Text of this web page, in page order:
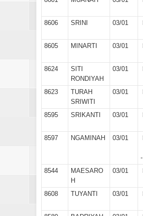
8606
SRINI 03/01
8605
MINARTI 03/01
8624
SITI
RONDIYAH
03/01
8623
TURAH
SRIWITI
03/01
8595
SRIKANTI 03/01
8597
NGAMINAH 03/01
-
8544
MAESARO
H
03/01
8608
TUYANTI 03/01